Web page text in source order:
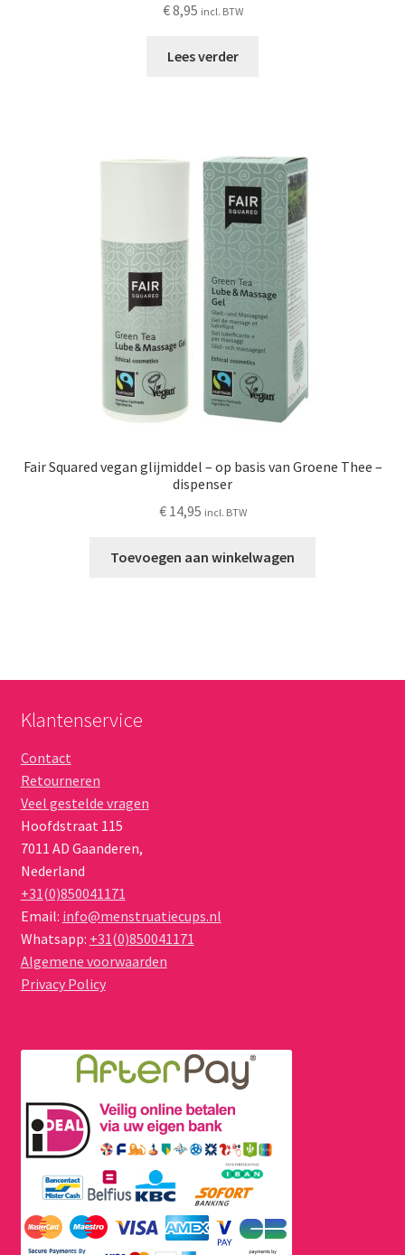
€8,95 incl. BTW
Lees verder
Fair Squared vegan glijmiddel – op basis van Groene Thee –
dispenser
€14,95 incl. BTW
Toevoegen aan winkelwagen
Klantenservice
Contact
Retourneren
Veel gestelde vragen
Hoofdstraat 115
7011 AD Gaanderen,
Nederland
+31(0)850041171
Email: info@menstruatiecups.nl
Whatsapp: +31(0)850041171
Algemene voorwaarden
Privacy Policy